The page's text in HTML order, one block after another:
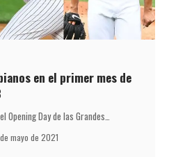
en el primer mes de
Opening Day de las Grandes…
mayo de 2021